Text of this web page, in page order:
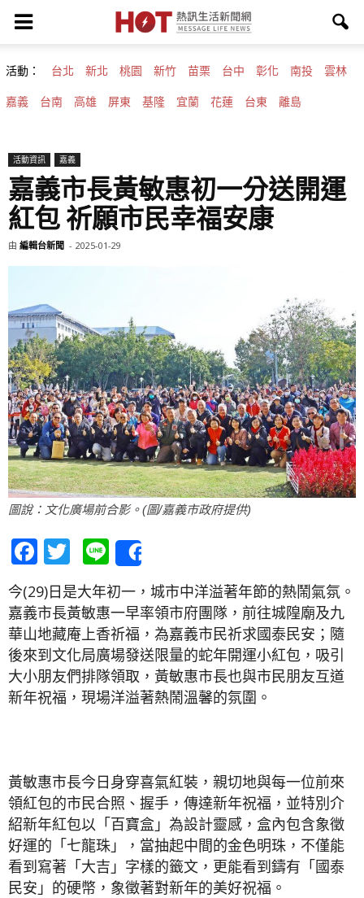
活動： 台北 新北 桃園 新竹 苗栗 台中 彰化 南投 雲林
嘉義 台南 高雄 屏東 基隆 宜蘭 花蓮 台東 離島
活動資訊 嘉義
嘉義市長黃敏惠初一分送開運
紅包 祈願市民幸福安康
由 編輯台新聞 - 2025-01-29
圖說：文化廣場前合影。(圖/嘉義市政府提供)
Facebook
Twitter
Line
今(29)日是大年初一，城市中洋溢著年節的熱鬧氣氛。
嘉義市長黃敏惠一早率領市府團隊，前往城隍廟及九
華山地藏庵上香祈福，為嘉義市民祈求國泰民安；隨
後來到文化局廣場發送限量的蛇年開運小紅包，吸引
大小朋友們排隊領取，黃敏惠市長也與市民朋友互道
新年祝福，現場洋溢著熱鬧溫馨的氛圍。
黃敏惠市長今日身穿喜氣紅裝，親切地與每一位前來
領紅包的市民合照、握手，傳達新年祝福，並特別介
紹新年紅包以「百寶盒」為設計靈感，盒內包含象徵
好運的「七龍珠」，當抽起中間的金色明珠，不僅能
看到寫著「大吉」字樣的籤文，更能看到鑄有「國泰
民安」的硬幣，象徵著對新年的美好祝福。